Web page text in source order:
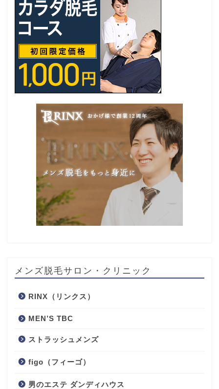
メンズ脱毛サロン・クリニック
RINX（リンクス）
MEN’S TBC
ストラッシュメンズ
figo（フィーゴ）
男のエステ ダンディハウス